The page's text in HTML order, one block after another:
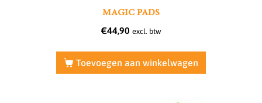
MAGIC PADS
€44,90 excl. btw
Toevoegen aan winkelwagen